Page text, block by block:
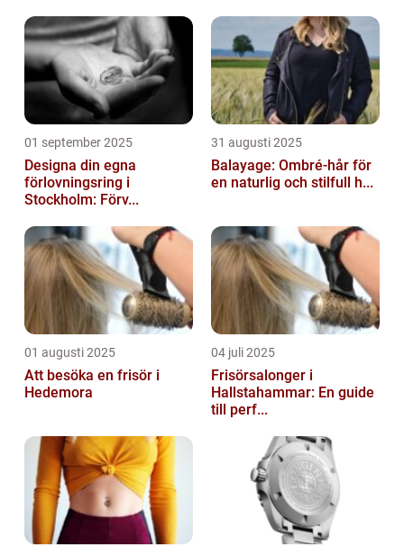
01 september 2025
Designa din egna
förlovningsring i
Stockholm: Förv...
31 augusti 2025
Balayage: Ombré-hår för
en naturlig och stilfull h...
01 augusti 2025
Att besöka en frisör i
Hedemora
04 juli 2025
Frisörsalonger i
Hallstahammar: En guide
till perf...